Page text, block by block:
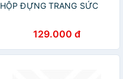
HỘP ĐỰNG TRANG SỨC
129.000 đ